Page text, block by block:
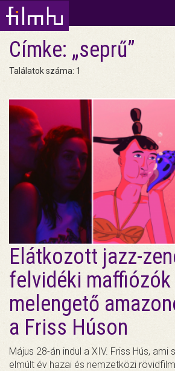
Címke: „seprű”
Találatok száma: 1
Elátkozott jazz-
felvidéki
melengető
a Friss Húson
Május 28-án indul a XIV. Friss Hús, ami
elmúlt év hazai és nemzetközi